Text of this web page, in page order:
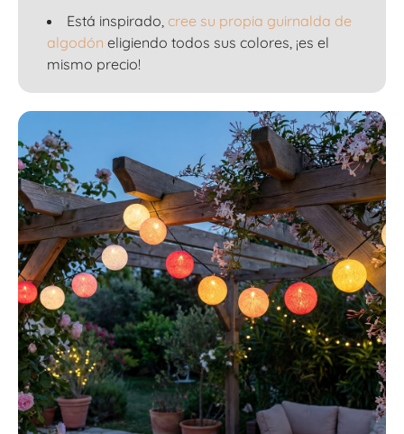
Está inspirado, cree su propia guirnalda de
algodón eligiendo todos sus colores, ¡es el
mismo precio!